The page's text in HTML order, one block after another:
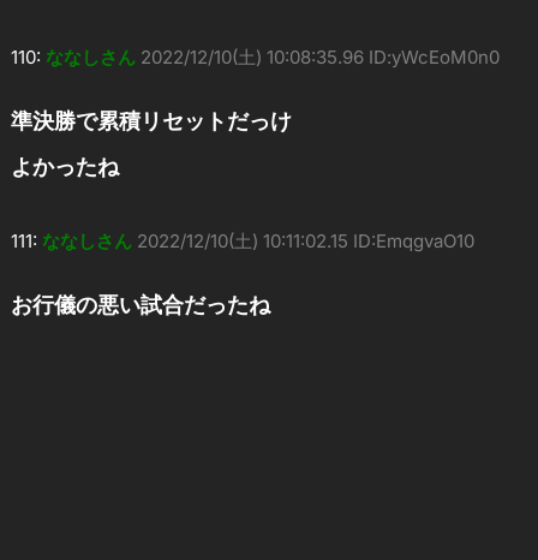
110: ななしさん 2022/12/10(土) 10:08:35.96 ID:yWcEoM0n0
準決勝で累積リセットだっけ
よかったね
111: ななしさん 2022/12/10(土) 10:11:02.15 ID:EmqgvaO10
お行儀の悪い試合だったね